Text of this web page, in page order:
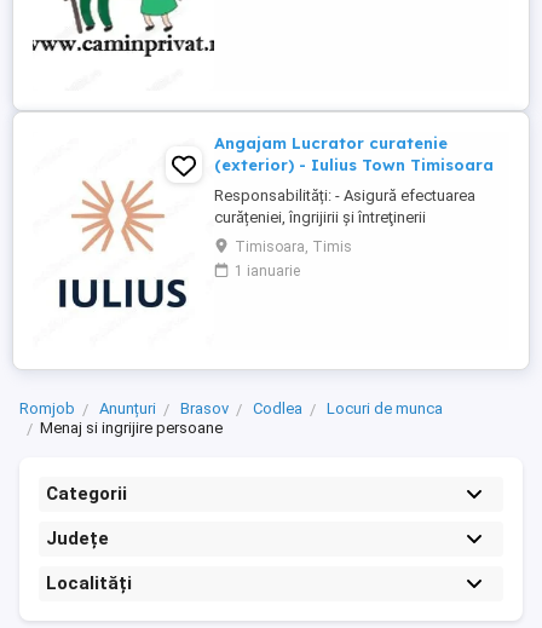
Angajam Lucrator curatenie
(exterior) - Iulius Town Timisoara
Responsabilități: - Asigură efectuarea
curățeniei, îngrijirii şi întreţinerii
amplasamentului exterior al Mall-ului; -
Colectează cartoanele din locaţie şi le
trimite spre punctul de colectare; - Pe timp
Timisoara, Timis
1 ianuarie
Romjob Anunțuri Brasov Codlea
Locuri de munca
Menaj si ingrijire persoane
Categorii
Județe
Localități